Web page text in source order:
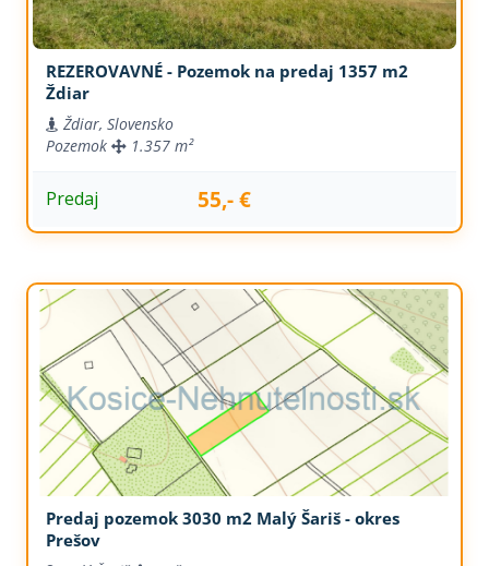
REZEROVAVNÉ - Pozemok na predaj 1357 m2
Ždiar
Ždiar, Slovensko
Pozemok
1.357 m²
Predaj 55,- €
Predaj pozemok 3030 m2 Malý Šariš - okres
Prešov